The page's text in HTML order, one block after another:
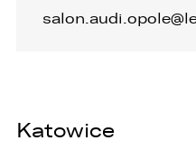
Katowice